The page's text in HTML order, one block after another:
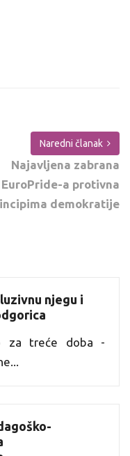
Naredni članak
Najavljena zabrana
EuroPride-a protivna
demokratije
njegu i
za treće doba -